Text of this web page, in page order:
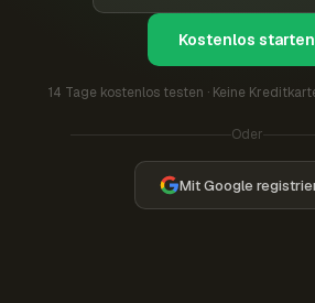
Kostenlos starten
14 Tage kostenlos testen · Keine
Oder
Mit Google